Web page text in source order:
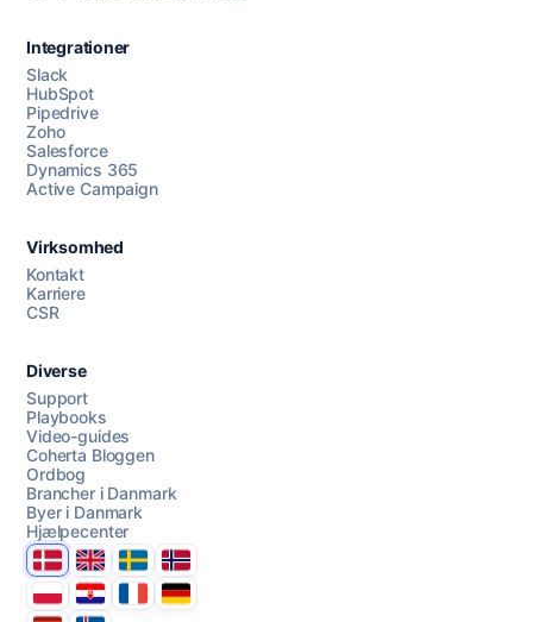
Chat med os
AI Campaign Assist
Integrationer
Slack
HubSpot
Pipedrive
Zoho
Salesforce
Dynamics 365
Active Campaign
Virksomhed
Kontakt
Karriere
CSR
Diverse
Support
Playbooks
Video-guides
Coherta Bloggen
Ordbog
Brancher i Danmark
Byer i Danmark
Hjælpecenter
DanmarkUnited Kingdom
SverigeNorge
PolskaHrvatskaFranceDeutschland